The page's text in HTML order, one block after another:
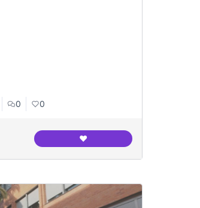
0 0
❤️CAP Maragall / EAP Congrés